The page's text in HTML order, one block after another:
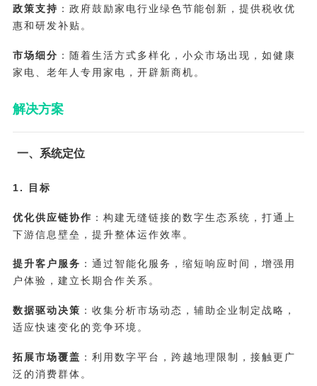
政策支持 ：政府鼓励家电行业绿色节能创新，提供税收优
惠和研发补贴。
市场细分 ：随着生活方式多样化，小众市场出现，如健康
家电、老年人专用家电，开辟新商机。
解决方案
一、系统定位
1. 目标
优化供应链协作 ：构建无缝链接的数字生态系统，打通上
下游信息壁垒，提升整体运作效率。
提升客户服务 ：通过智能化服务，缩短响应时间，增强用
户体验，建立长期合作关系。
数据驱动决策 ：收集分析市场动态，辅助企业制定战略，
适应快速变化的竞争环境。
拓展市场覆盖 ：利用数字平台，跨越地理限制，接触更广
泛的消费群体。